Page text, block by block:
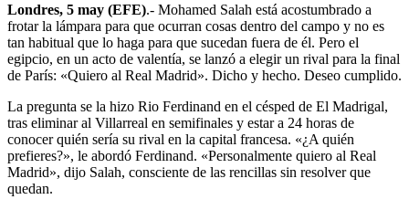
Londres, 5 may (EFE).- Mohamed Salah está acostumbrado a
frotar la lámpara para que ocurran cosas dentro del campo y no es
tan habitual que lo haga para que sucedan fuera de él. Pero el
egipcio, en un acto de valentía, se lanzó a elegir un rival para la final
de París: «Quiero al Real Madrid». Dicho y hecho. Deseo cumplido.
La pregunta se la hizo Rio Ferdinand en el césped de El Madrigal,
tras eliminar al Villarreal en semifinales y estar a 24 horas de
conocer quién sería su rival en la capital francesa. «¿A quién
prefieres?», le abordó Ferdinand. «Personalmente quiero al Real
Madrid», dijo Salah, consciente de las rencillas sin resolver que
quedan.